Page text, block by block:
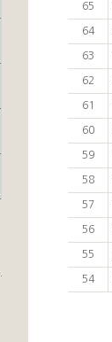
65
64
63
62
61
60
59
58
57
56
55
54